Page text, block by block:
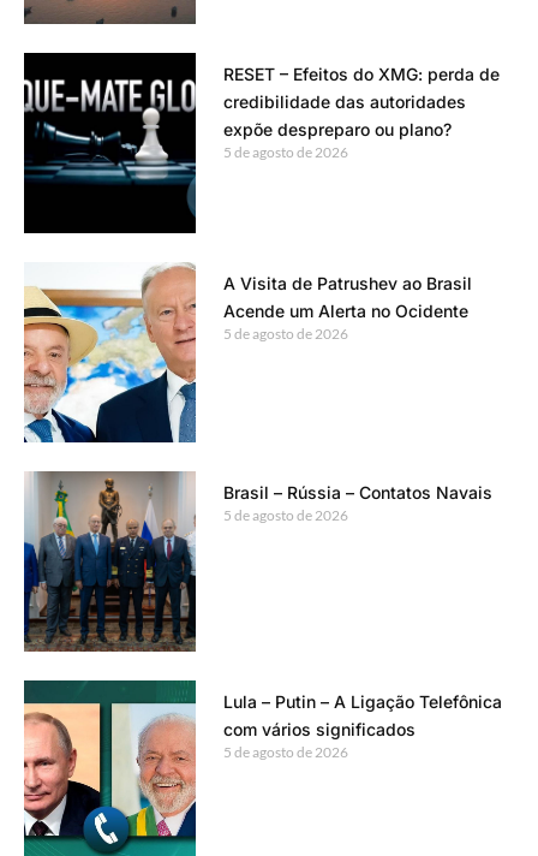
RESET – Efeitos do XMG: perda de
credibilidade das autoridades
expõe despreparo ou plano?
5 de agosto de 2026
A Visita de Patrushev ao Brasil
Acende um Alerta no Ocidente
5 de agosto de 2026
Brasil – Rússia – Contatos Navais
5 de agosto de 2026
Lula – Putin – A Ligação Telefônica
com vários significados
5 de agosto de 2026